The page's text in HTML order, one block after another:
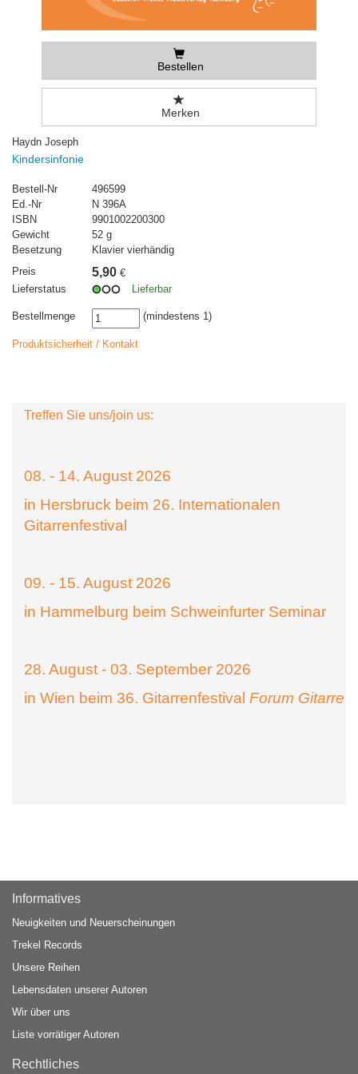
Bestellen
Merken
Haydn Joseph
Kindersinfonie
Bestell-Nr
496599
Ed.-Nr
N 396A
ISBN
9901002200300
Gewicht
52 g
Besetzung
Klavier vierhändig
Preis
5,90 €
Lieferstatus
Lieferbar
Bestellmenge (mindestens 1)
Produktsicherheit / Kontakt
Treffen Sie uns/join us:
08. - 14. August 2026
in Hersbruck beim 26. Internationalen
Gitarrenfestival
09. - 15. August 2026
in Hammelburg beim Schweinfurter Seminar
28. August - 03. September 2026
in Wien beim 36. Gitarrenfestival Forum Gitarre
Informatives
Neuigkeiten und Neuerscheinungen
Trekel Records
Unsere Reihen
Lebensdaten unserer Autoren
Wir über uns
Liste vorrätiger Autoren
Rechtliches